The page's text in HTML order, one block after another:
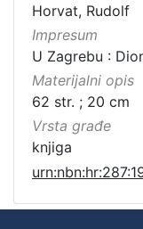
Horvat, Rudolf
Impresum
U Zagrebu :
Materijalni opis
62 str. ; 20 cm
Vrsta građe
knjiga